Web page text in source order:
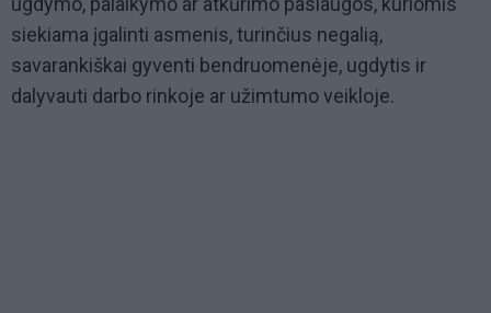
siekiama įgalinti asmenis, turinčius negalią,
savarankiškai gyventi bendruomenėje, ugdytis ir
dalyvauti darbo rinkoje ar užimtumo veikloje.